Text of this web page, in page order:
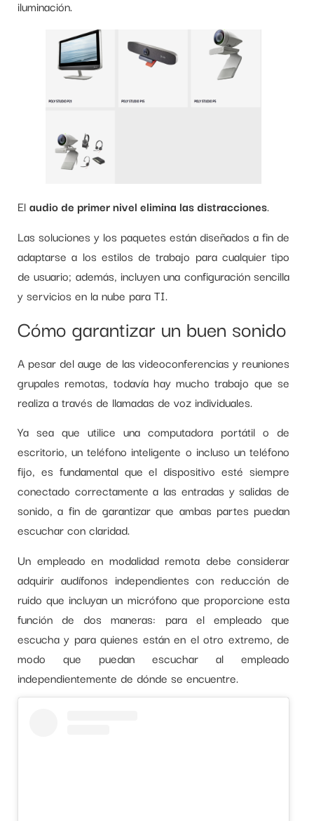
iluminación.
Elaudio de primer nivel elimina las distracciones.
Las soluciones y los paquetes están diseñados a fin de
adaptarse a los estilos de trabajo para cualquier tipo
de usuario; además, incluyen una configuración sencilla
y servicios en la nube para TI.
Cómo garantizar un buen sonido
A pesar del auge de las videoconferencias y reuniones
grupales remotas, todavía hay mucho trabajo que se
realiza a través de llamadas de voz individuales.
Ya sea que utilice una computadora portátil o de
escritorio, un teléfono inteligente o incluso un teléfono
fijo, es fundamental que el dispositivo esté siempre
conectado correctamente a las entradas y salidas de
sonido, a fin de garantizar que ambas partes puedan
escuchar con claridad.
Un empleado en modalidad remota debe considerar
adquirir audífonos independientes con reducción de
ruido que incluyan un micrófono que proporcione esta
función de dos maneras: para el empleado que
escucha y para quienes están en el otro extremo, de
modo que puedan escuchar al empleado
independientemente de dónde se encuentre.